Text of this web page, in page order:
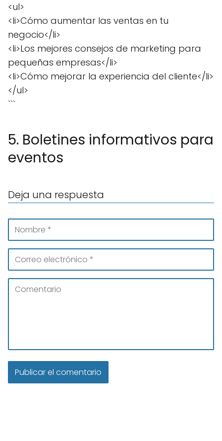
<ul>
<li>Cómo aumentar las ventas en tu
negocio</li>
<li>Los mejores consejos de marketing para
pequeñas empresas</li>
<li>Cómo mejorar la experiencia del cliente</li>
</ul>
```
5. Boletines informativos para
eventos
Deja una respuesta